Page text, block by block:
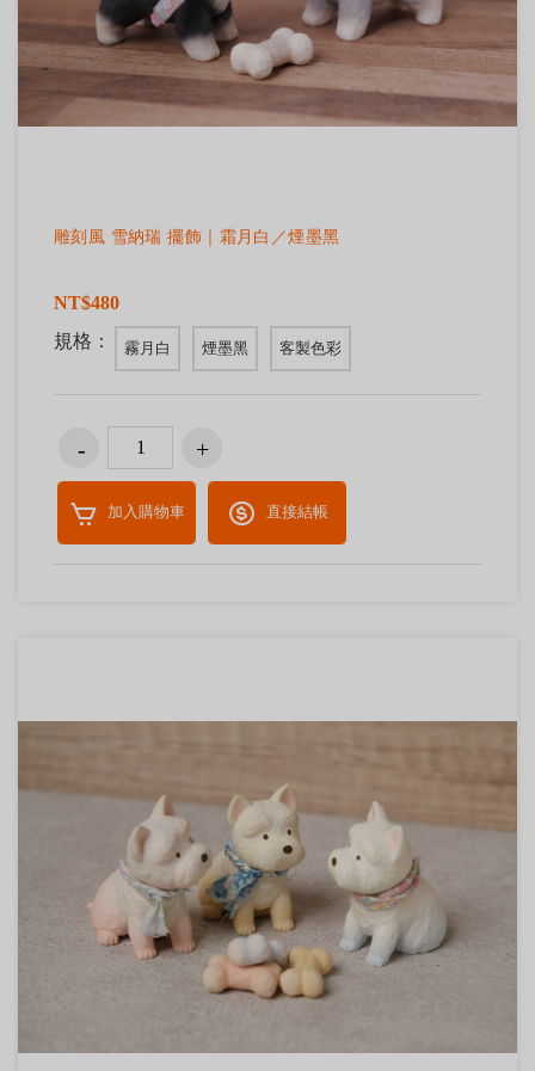
雕刻風 雪納瑞 擺飾｜霜月白／煙墨黑
NT$480
規格：
霧月白 煙墨黑 客製色彩
加入購物車 直接結帳